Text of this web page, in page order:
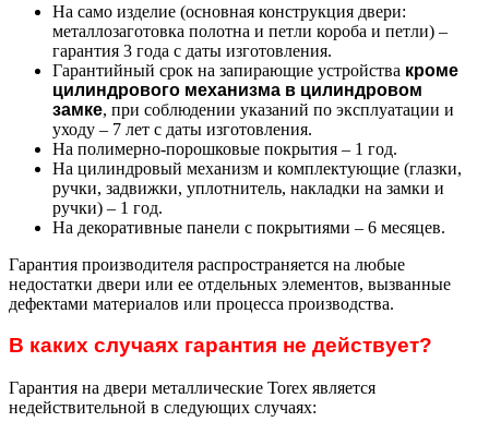
На само изделие (основная конструкция двери:
металлозаготовка полотна и петли короба и петли) –
гарантия 3 года с даты изготовления.
Гарантийный срок на запирающие устройства кроме
цилиндрового механизма в цилиндровом
замке, при соблюдении указаний по эксплуатации и
уходу – 7 лет с даты изготовления.
На полимерно-порошковые покрытия – 1 год.
На цилиндровый механизм и комплектующие (глазки,
ручки, задвижки, уплотнитель, накладки на замки и
ручки) – 1 год.
На декоративные панели с покрытиями – 6 месяцев.
Гарантия производителя распространяется на любые
недостатки двери или ее отдельных элементов, вызванные
дефектами материалов или процесса производства.
В каких случаях гарантия не действует?
Гарантия на двери металлические Torex является
недействительной в следующих случаях: